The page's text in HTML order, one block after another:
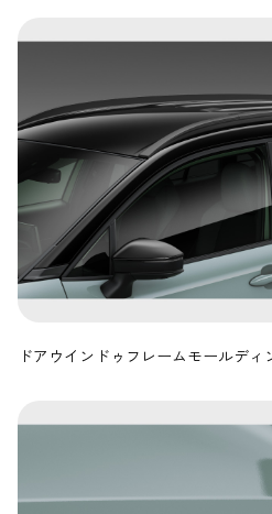
ドアウインドゥフレームモールディ